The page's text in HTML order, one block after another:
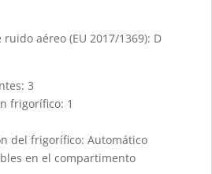
aéreo (EU 2017/1369): D
3
frigorífico: 1
del frigorífico: Automático
en el compartimento